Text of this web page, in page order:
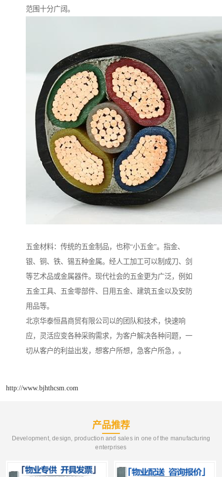
范围十分广阔。
五金材料：传统的五金制品，也称“小五金”。指金、
银、铜、铁、锡五种金属。经人工加工可以制成刀、剑
等艺术品或金属器件。现代社会的五金更为广泛，例如
五金工具、五金零部件、日用五金、建筑五金以及安防
用品等。
北京华泰恒昌商贸有限公司以的团队和技术，快速响
应，灵活应变各种采购需求，为客户解决各种问题，一
切从客户的利益出发，想客户所想，急客户所急，。
http://www.bjhthcsm.com
产品推荐
Development, design, production and sales in one of the manufacturing
enterprises